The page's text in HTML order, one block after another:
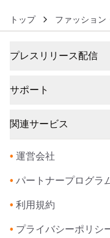
トップ ファッション
プレスリリース配信
サポート
関連サービス
• 運営会社
• パートナープログラ
• 利用規約
• プライバシーポリシ